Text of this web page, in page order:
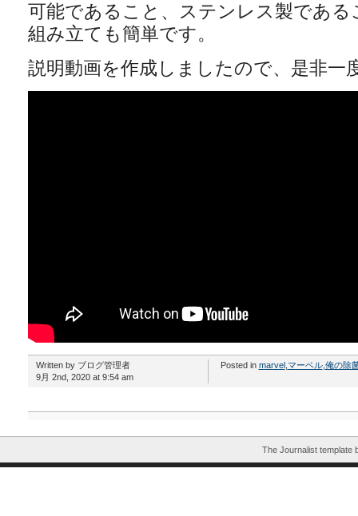
可能であること、ステンレス製である
組み立ても簡単です。
説明動画を作成しましたので、是非一
Written by ブログ管理者
9月 2nd, 2020 at 9:54 am
Posted in marvel, マーベル, 俺の除
The Journalist template